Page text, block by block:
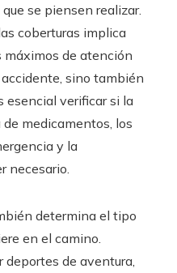
se piensen realizar.
coberturas implica
máximos de atención
sino también
esencial verificar si la
medicamentos, los
y la
necesario.
determina el tipo
en el camino.
de aventura,